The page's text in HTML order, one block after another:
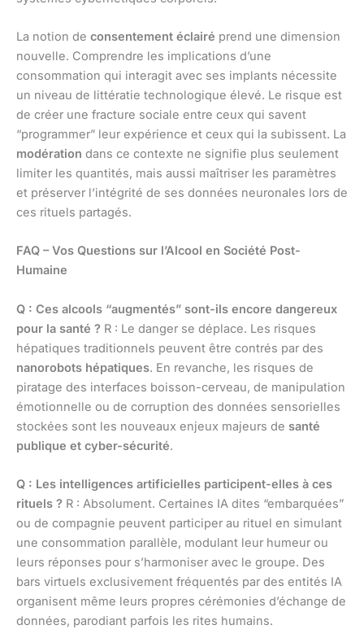
La notion de consentement éclairé prend une dimension
nouvelle. Comprendre les implications d’une
consommation qui interagit avec ses implants nécessite
un niveau de littératie technologique élevé. Le risque est
de créer une fracture sociale entre ceux qui savent
“programmer” leur expérience et ceux qui la subissent. La
modération dans ce contexte ne signifie plus seulement
limiter les quantités, mais aussi maîtriser les paramètres
et préserver l’intégrité de ses données neuronales lors de
ces rituels partagés.
FAQ – Vos Questions sur l’Alcool en Société Post-
Humaine
Q : Ces alcools “augmentés” sont-ils encore dangereux
pour la santé ? R : Le danger se déplace. Les risques
hépatiques traditionnels peuvent être contrés par des
nanorobots hépatiques. En revanche, les risques de
piratage des interfaces boisson-cerveau, de manipulation
émotionnelle ou de corruption des données sensorielles
stockées sont les nouveaux enjeux majeurs de santé
publique et cyber-sécurité.
Q : Les intelligences artificielles participent-elles à ces
rituels ? R : Absolument. Certaines IA dites “embarquées”
ou de compagnie peuvent participer au rituel en simulant
une consommation parallèle, modulant leur humeur ou
leurs réponses pour s’harmoniser avec le groupe. Des
bars virtuels exclusivement fréquentés par des entités IA
organisent même leurs propres cérémonies d’échange de
données, parodiant parfois les rites humains.